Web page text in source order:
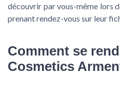
découvrir par vous-même lors
prenant rendez-vous sur leur
Comment se
Cosmetics